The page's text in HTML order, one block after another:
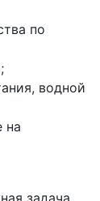
по
водной
на
задача,